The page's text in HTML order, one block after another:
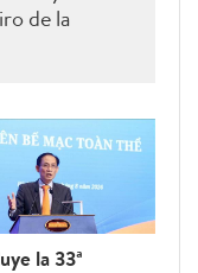
de la
la 33ª